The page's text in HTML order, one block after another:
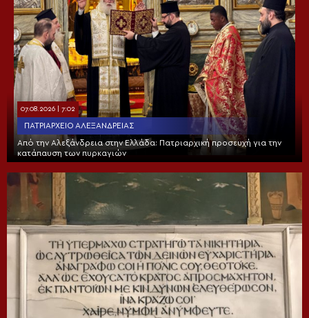
07.08.2026 | 7:02
ΠΑΤΡΙΑΡΧΕΊΟ ΑΛΕΞΑΝΔΡΕΊΑΣ
Από την Αλεξάνδρεια στην Ελλάδα: Πατριαρχική προσευχή για την
κατάπαυση των πυρκαγιών